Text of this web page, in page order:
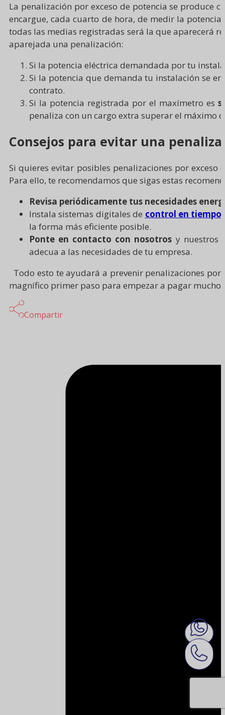
La penalización por exceso de potencia se produce
encargue, cada cuarto de hora, de medir la
todas las medias registradas será la que aparecerá
aparejada una penalización:
Si la potencia eléctrica demandada por tu
Si la potencia que demanda tu instalación se
contrato.
Si la potencia registrada por el maxímetro es
penaliza con un cargo extra superar el máximo
Consejos para evitar una
Si quieres evitar posibles penalizaciones por
Para ello, te recomendamos que sigas estas
Revisa periódicamente tus necesidades
Instala sistemas digitales de control en tiempo
la forma más eficiente posible.
Ponte en contacto con nosotros y nuestros
adecua a las necesidades de tu empresa.
Todo esto te ayudará a prevenir penalizaciones por
magnífico primer paso para empezar a pagar mucho
Compartir